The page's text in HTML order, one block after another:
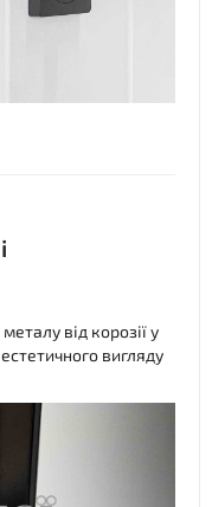
від корозії у
вигляду